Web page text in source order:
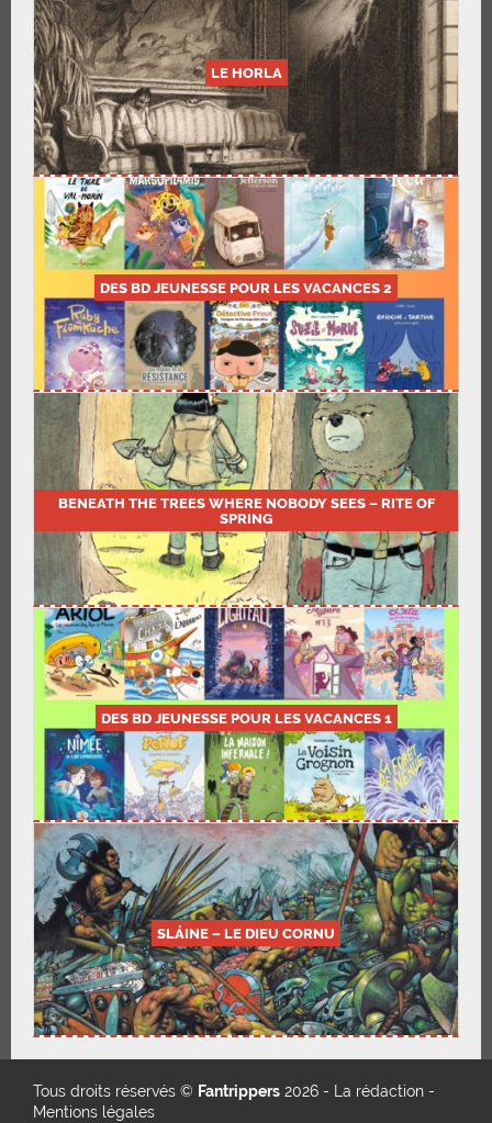
LE HORLA
DES BD JEUNESSE POUR LES VACANCES 2
BENEATH THE TREES WHERE NOBODY SEES – RITE OF
SPRING
DES BD JEUNESSE POUR LES VACANCES 1
SLÁINE – LE DIEU CORNU
Tous droits réservés © Fantrippers 2026 - La rédaction -
Mentions légales